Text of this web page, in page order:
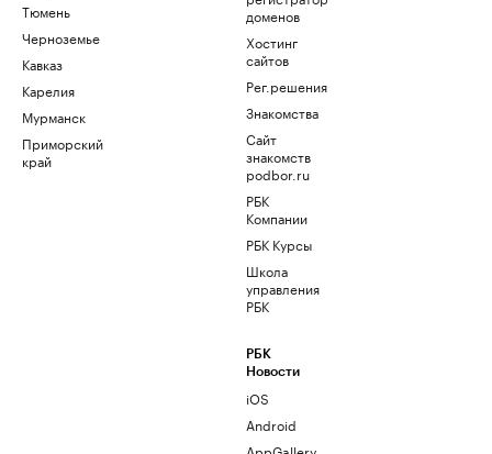
Тюмень
Черноземье
Кавказ
Карелия
Мурманск
Приморский
край
доменов
Хостинг
сайтов
Рег.решения
Знакомства
Сайт
знакомств
podbor.ru
РБК
Компании
РБК Курсы
Школа
управления
РБК
РБК
Новости
iOS
Android